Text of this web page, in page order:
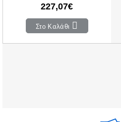
227,07€
Στο Καλάθι